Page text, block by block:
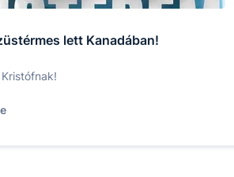
lett Kanadában!